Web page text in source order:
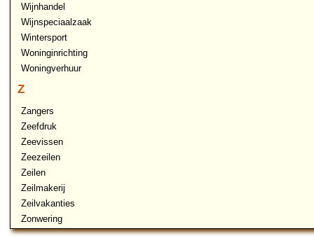
Wijnhandel
Wijnspeciaalzaak
Wintersport
Woninginrichting
Woningverhuur
Z
Zangers
Zeefdruk
Zeevissen
Zeezeilen
Zeilen
Zeilmakerij
Zeilvakanties
Zonwering